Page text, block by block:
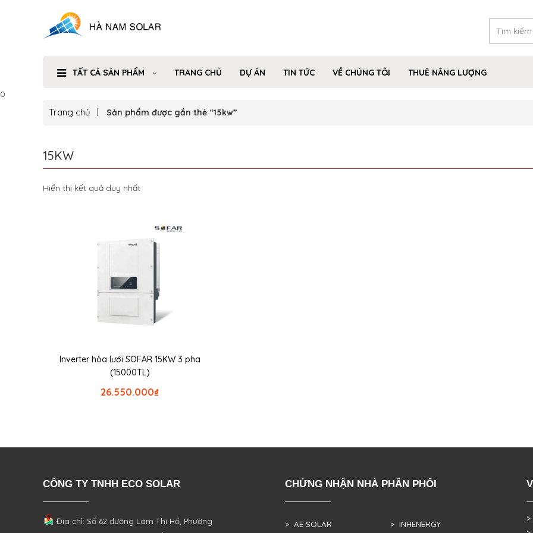
TẤT CẢ SẢN PHẨM TRANG CHỦ DỰ ÁN TIN TỨC VỀ CHÚNG TÔI
THUÊ NĂNG LƯỢNG
0
Trang chủ Sản phẩm được gắn thẻ “15kw”
15KW
Hiển thị kết quả duy nhất
Inverter hòa lưới SOFAR 15KW 3 pha
(15000TL)
₫
26.550.000
CÔNG TY TNHH ECO SOLAR
Địa chỉ: Số 62 đường Lâm Thị Hố, Phường
CHỨNG NHẬN NHÀ PHÂN PHỐI
> AE SOLAR > INHENERGY
>